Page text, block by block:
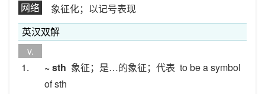
网络
象征化；以记号表现
英汉双解
v.
1.
~ sth 象征；是…的象征；代表 to be a symbol
of sth